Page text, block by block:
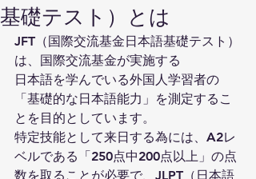
基礎テスト）とは
JFT（国際交流基金日本語基礎テスト）
は、国際交流基金が実施する
日本語を学んでいる外国人学習者の
「基礎的な日本語能力」を測定するこ
とを目的としています。
特定技能として来日する為には、A2レ
ベルである「250点中200点以上」の点
数を取ることが必要で、JLPT（日本語